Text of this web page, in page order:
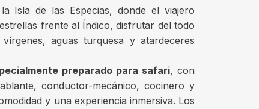
Isla de las Especias, donde el viajero
frente al Índico, disfrutar del todo
aguas turquesa y atardeceres
preparado para safari, con
conductor-mecánico, cocinero y
y una experiencia inmersiva. Los